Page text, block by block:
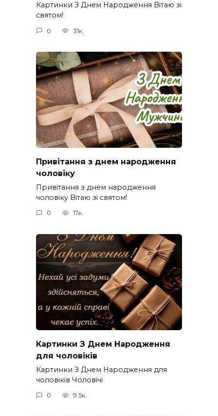
Картинки З Днем Народження Вітаю зі
святом!
0 31к.
Привітання з днем народження
чоловіку
Привітання з днем народження
чоловіку Вітаю зі святом!
0 17к.
Картинки З Днем Народження
для чоловіків​
Картинки З Днем Народження для
чоловіків​ Чоловічі
0 9.5к.